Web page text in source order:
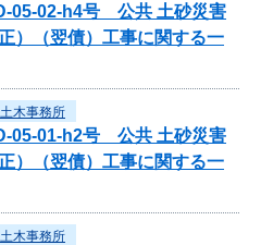
05-02-h4号 公共 土砂災害
）（翌債）工事に関する一
木事務所
05-01-h2号 公共 土砂災害
）（翌債）工事に関する一
木事務所